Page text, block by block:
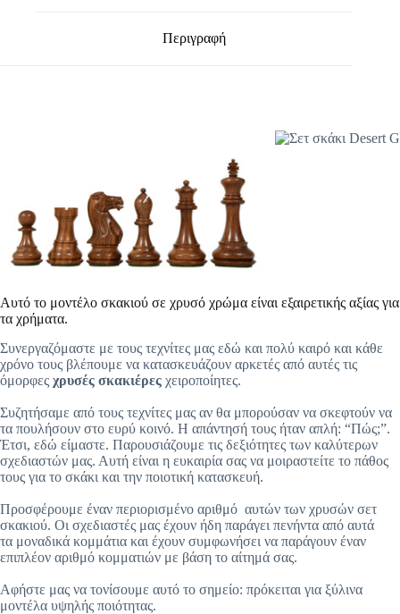
Περιγραφή
Αυτό το μοντέλο σκακιού σε χρυσό χρώμα είναι εξαιρετικής αξίας για
τα χρήματα.
Συνεργαζόμαστε με τους τεχνίτες μας εδώ και πολύ καιρό και κάθε
χρόνο τους βλέπουμε να κατασκευάζουν αρκετές από αυτές τις
όμορφες χρυσές σκακιέρες χειροποίητες.
Συζητήσαμε από τους τεχνίτες μας αν θα μπορούσαν να σκεφτούν να
τα πουλήσουν στο ευρύ κοινό. Η απάντησή τους ήταν απλή: “Πώς;”.
Έτσι, εδώ είμαστε. Παρουσιάζουμε τις δεξιότητες των καλύτερων
σχεδιαστών μας. Αυτή είναι η ευκαιρία σας να μοιραστείτε το πάθος
τους για το σκάκι και την ποιοτική κατασκευή.
Προσφέρουμε έναν περιορισμένο αριθμό αυτών των χρυσών σετ
σκακιού. Οι σχεδιαστές μας έχουν ήδη παράγει πενήντα από αυτά
τα μοναδικά κομμάτια και έχουν συμφωνήσει να παράγουν έναν
επιπλέον αριθμό κομματιών με βάση το αίτημά σας.
Αφήστε μας να τονίσουμε αυτό το σημείο: πρόκειται για ξύλινα
μοντέλα υψηλής ποιότητας.